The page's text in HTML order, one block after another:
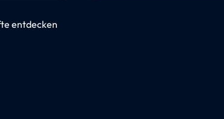
entdecken